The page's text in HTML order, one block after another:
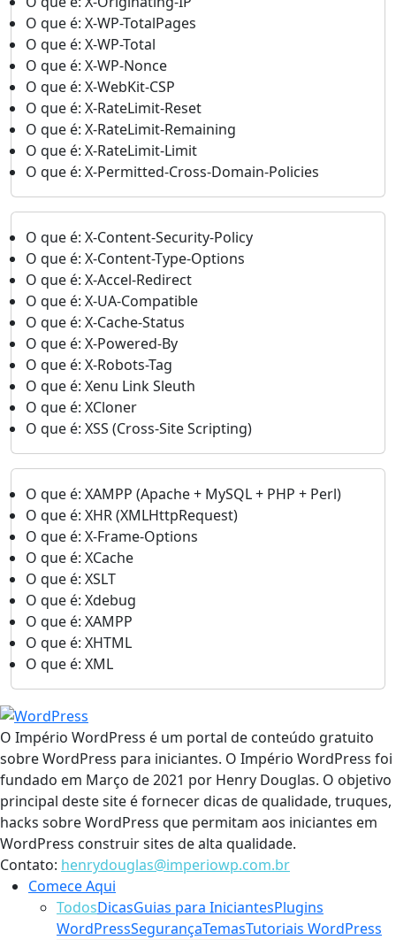
O que é: X-WP-TotalPages
O que é: X-WP-Total
O que é: X-WP-Nonce
O que é: X-WebKit-CSP
O que é: X-RateLimit-Reset
O que é: X-RateLimit-Remaining
O que é: X-RateLimit-Limit
O que é: X-Permitted-Cross-Domain-Policies
O que é: X-Content-Security-Policy
O que é: X-Content-Type-Options
O que é: X-Accel-Redirect
O que é: X-UA-Compatible
O que é: X-Cache-Status
O que é: X-Powered-By
O que é: X-Robots-Tag
O que é: Xenu Link Sleuth
O que é: XCloner
O que é: XSS (Cross-Site Scripting)
O que é: XAMPP (Apache + MySQL + PHP + Perl)
O que é: XHR (XMLHttpRequest)
O que é: X-Frame-Options
O que é: XCache
O que é: XSLT
O que é: Xdebug
O que é: XAMPP
O que é: XHTML
O que é: XML
O Império WordPress é um portal de conteúdo gratuito
sobre WordPress para iniciantes. O Império WordPress foi
fundado em Março de 2021 por Henry Douglas. O objetivo
principal deste site é fornecer dicas de qualidade, truques,
hacks sobre WordPress que permitam aos iniciantes em
WordPress construir sites de alta qualidade.
Contato: henrydouglas@imperiowp.com.br
Comece Aqui
TodosDicasGuias para IniciantesPlugins
WordPressSegurançaTemasTutoriais WordPress